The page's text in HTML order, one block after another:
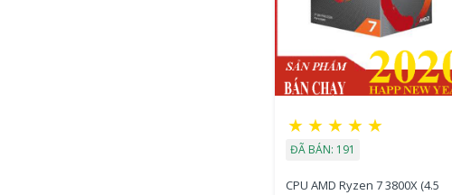
★ ★ ★ ★ ★
ĐÃ BÁN: 191
CPU AMD Ryzen 7 3800X (4.5